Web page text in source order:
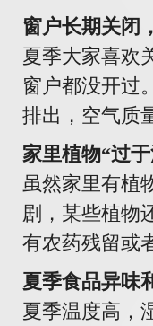
窗户长期关闭
夏季大家喜欢
窗户都没开过
排出，空气质
家里植物“过
虽然家里有植
剧，某些植物
有农药残留或
夏季食品异味
夏季温度高，